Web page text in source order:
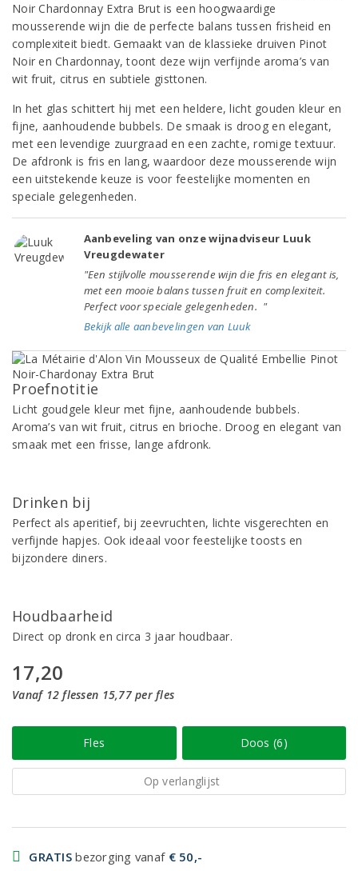
Noir Chardonnay Extra Brut is een hoogwaardige
mousserende wijn die de perfecte balans tussen frisheid en
complexiteit biedt. Gemaakt van de klassieke druiven Pinot
Noir en Chardonnay, toont deze wijn verfijnde aroma’s van
wit fruit, citrus en subtiele gisttonen.
In het glas schittert hij met een heldere, licht gouden kleur en
fijne, aanhoudende bubbels. De smaak is droog en elegant,
met een levendige zuurgraad en een zachte, romige textuur.
De afdronk is fris en lang, waardoor deze mousserende wijn
een uitstekende keuze is voor feestelijke momenten en
speciale gelegenheden.
Aanbeveling van onze wijnadviseur Luuk
Vreugdewater
"Een stijlvolle mousserende wijn die fris en elegant is,
met een mooie balans tussen fruit en complexiteit.
Perfect voor speciale gelegenheden. "
Bekijk alle aanbevelingen van Luuk
Proefnotitie
Licht goudgele kleur met fijne, aanhoudende bubbels.
Aroma’s van wit fruit, citrus en brioche. Droog en elegant van
smaak met een frisse, lange afdronk.
Drinken bij
Perfect als aperitief, bij zeevruchten, lichte visgerechten en
verfijnde hapjes. Ook ideaal voor feestelijke toosts en
bijzondere diners.
Houdbaarheid
Direct op dronk en circa 3 jaar houdbaar.
17,20
Vanaf 12 flessen 15,77 per fles
Fles Doos (6)
Op verlanglijst
GRATIS bezorging vanaf € 50,-